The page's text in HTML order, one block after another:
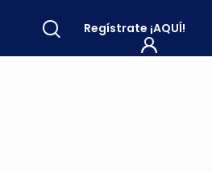
Regístrate ¡AQUÍ!